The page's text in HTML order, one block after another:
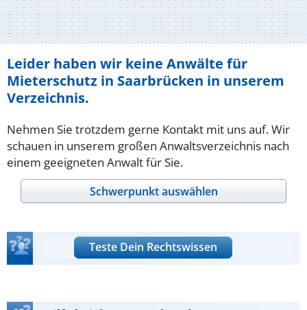
Leider haben wir keine Anwälte für
Mieterschutz in Saarbrücken in unserem
Verzeichnis.
Nehmen Sie trotzdem gerne Kontakt mit uns auf. Wir
schauen in unserem großen Anwaltsverzeichnis nach
einem geeigneten Anwalt für Sie.
Schwerpunkt auswählen
Teste Dein Rechtswissen